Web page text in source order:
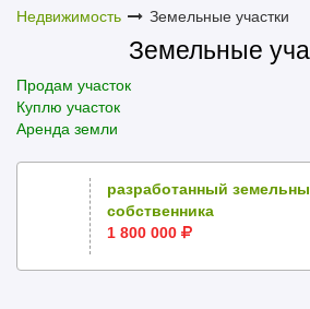
Недвижимость Земельные участки
Земельные
Продам участок
Куплю участок
Аренда земли
разработанный
собственника
1 800 000